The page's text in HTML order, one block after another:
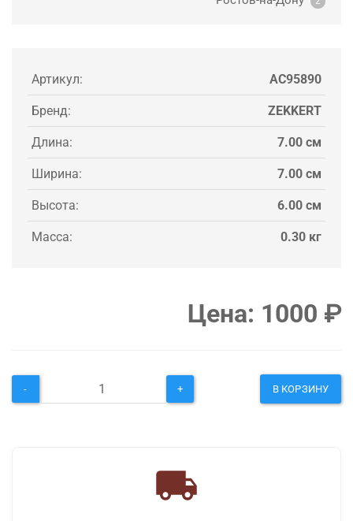
Артикул: AC95890
Бренд: ZEKKERT
Длина: 7.00 см
Ширина: 7.00 см
Высота: 6.00 см
Масса: 0.30 кг
Цена: 1000 ₽
- + В КОРЗИНУ